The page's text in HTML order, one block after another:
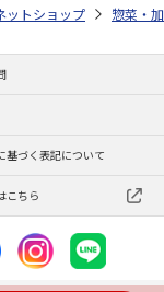
岩手県 便利で手
ットショップ 惣菜・
基づく表記について
こちら